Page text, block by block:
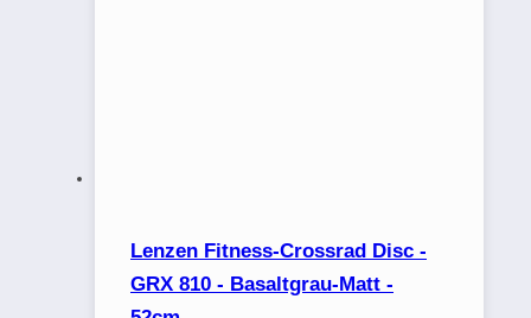
Lenzen Fitness-Crossrad Disc -
GRX 810 - Basaltgrau-Matt -